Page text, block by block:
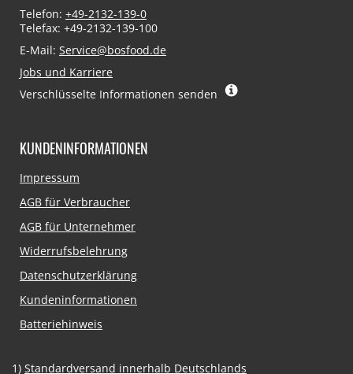
Telefon: +49-2132-139-0
Telefax: +49-2132-139-100
E-Mail: Service@bosfood.de
Jobs und Karriere
Verschlüsselte Informationen senden
KUNDENINFORMATIONEN
Navigation
Impressum
AGB für Verbraucher
AGB für Unternehmer
Widerrufsbelehrung
Datenschutzerklärung
Kundeninformationen
Batteriehinweis
1) Standardversand innerhalb Deutschlands